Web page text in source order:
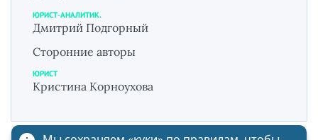
ЮРИСТ-АНАЛИТИК.
Дмитрий Подгорный
Сторонние авторы
ЮРИСТ
Кристина Корноухова